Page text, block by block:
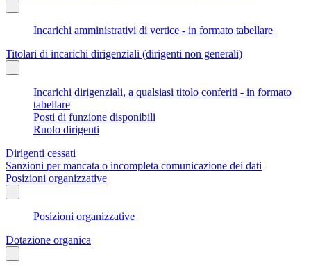
Incarichi amministrativi di vertice - in formato tabellare
Titolari di incarichi dirigenziali (dirigenti non generali)
Incarichi dirigenziali, a qualsiasi titolo conferiti - in formato
tabellare
Posti di funzione disponibili
Ruolo dirigenti
Dirigenti cessati
Sanzioni per mancata o incompleta comunicazione dei dati
Posizioni organizzative
Posizioni organizzative
Dotazione organica